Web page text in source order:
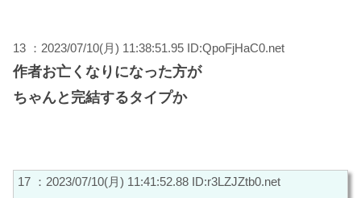
13 ：2023/07/10(月) 11:38:51.95 ID:QpoFjHaC0.net
作者お亡くなりになった方が
ちゃんと完結するタイプか
17 ：2023/07/10(月) 11:41:52.88 ID:r3LZJZtb0.net